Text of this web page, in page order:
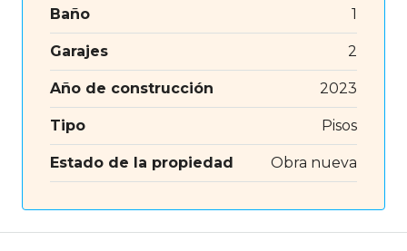
Baño 1
Garajes 2
Año de construcción 2023
Tipo Pisos
Estado de la propiedad Obra nueva